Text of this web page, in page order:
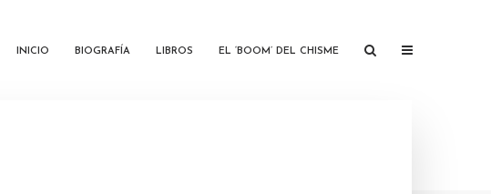
INICIO BIOGRAFÍA LIBROS EL ‘BOOM’ DEL CHISME